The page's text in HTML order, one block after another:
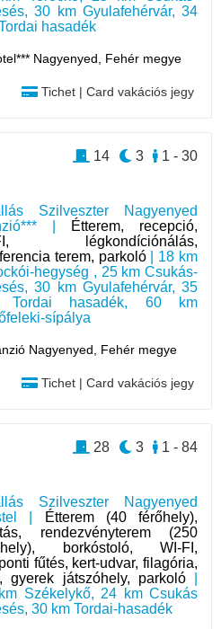
30 km Gyulafehérvár, 34
hasadék
Nagyenyed, Fehér megye
Tichet | Card vakációs jegy
Szilveszter Nagyenyed
|
Étterem, recepció,
légkondíciónálás,
terem, parkoló| 18 km
hegység , 25 km Csukás-
30 km Gyulafehérvár, 35
Tordai hasadék, 60 km
sípálya
Nagyenyed, Fehér megye
Tichet | Card vakációs jegy
1 - 30
3
14
Szilveszter Nagyenyed
|
Étterem (40 férőhely),
rendezvényterem (250
borkóstoló, WI-FI,
fűtés, kert-udvar, filagória,
gyerek játszóhely, parkoló|
Székelykő, 24 km Csukás
30 km Tordai-hasadék
1 - 84
3
28